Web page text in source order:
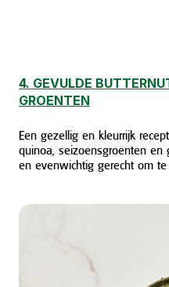
4. GEVULDE
GROENTEN
Een gezellig en kleurrijk
quinoa, seizoensgroenten en
en evenwichtig gerecht om